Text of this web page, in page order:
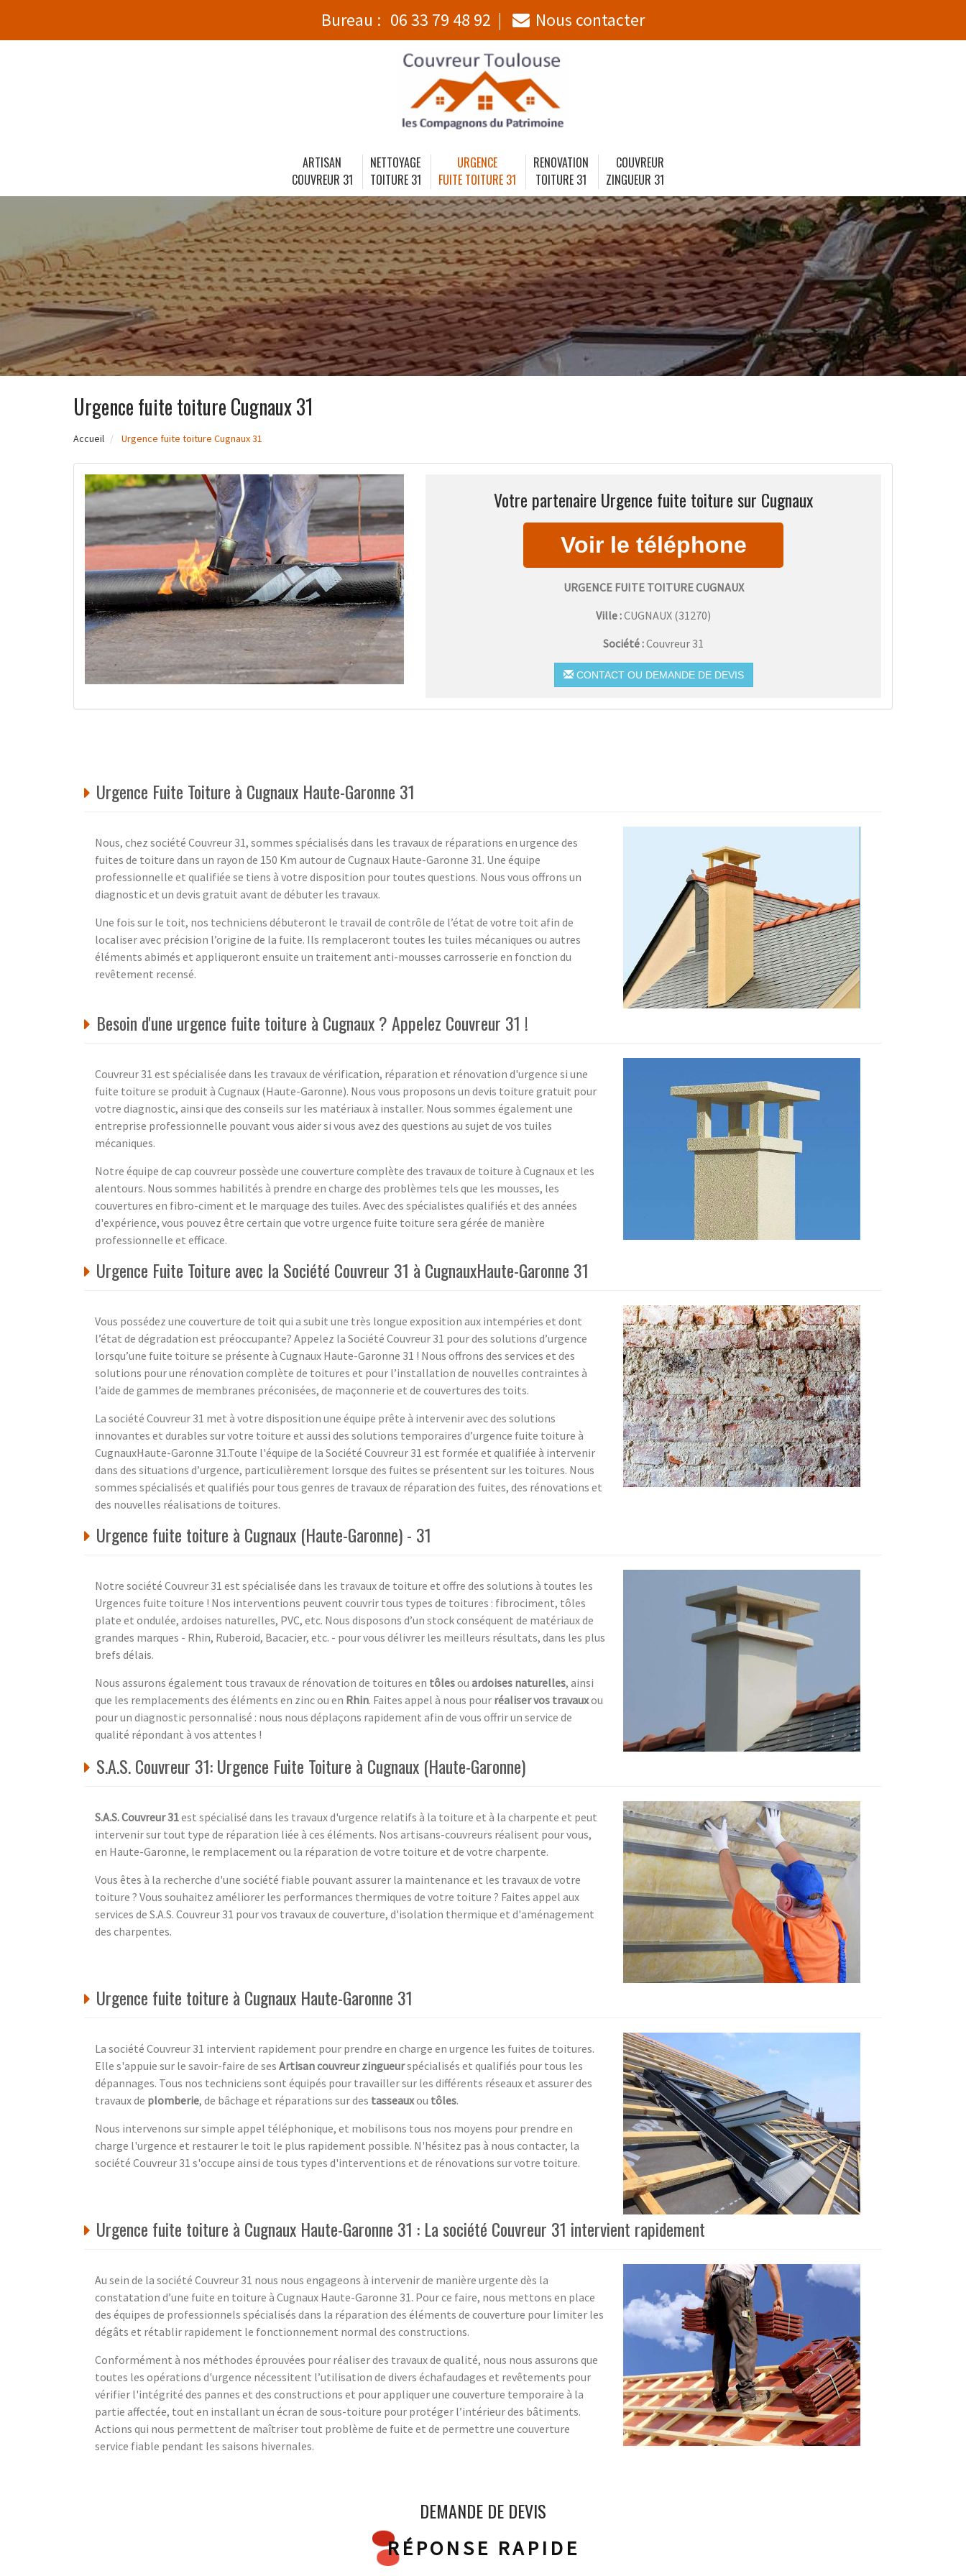
Bureau : 06 33 79 48 92 Nous contacter
ARTISAN
COUVREUR 31
NETTOYAGE
TOITURE 31
URGENCE
FUITE TOITURE 31
RENOVATION
TOITURE 31
COUVREUR
ZINGUEUR 31
Urgence fuite toiture Cugnaux 31
Accueil Urgence fuite toiture Cugnaux 31
Votre partenaire Urgence fuite toiture sur Cugnaux
URGENCE FUITE TOITURE CUGNAUX
Ville :CUGNAUX (31270)
Société :Couvreur 31
CONTACT OU DEMANDE DE DEVIS
Urgence Fuite Toiture à Cugnaux Haute-Garonne 31
Nous, chez société Couvreur 31, sommes spécialisés dans les travaux de réparations en urgence des
fuites de toiture dans un rayon de 150 Km autour de Cugnaux Haute-Garonne 31. Une équipe
professionnelle et qualifiée se tiens à votre disposition pour toutes questions. Nous vous offrons un
diagnostic et un devis gratuit avant de débuter les travaux.
Une fois sur le toit, nos techniciens débuteront le travail de contrôle de l’état de votre toit afin de
localiser avec précision l’origine de la fuite. Ils remplaceront toutes les tuiles mécaniques ou autres
éléments abimés et appliqueront ensuite un traitement anti-mousses carrosserie en fonction du
revêtement recensé.
Besoin d'une urgence fuite toiture à Cugnaux ? Appelez Couvreur 31 !
Couvreur 31 est spécialisée dans les travaux de vérification, réparation et rénovation d'urgence si une
fuite toiture se produit à Cugnaux (Haute-Garonne). Nous vous proposons un devis toiture gratuit pour
votre diagnostic, ainsi que des conseils sur les matériaux à installer. Nous sommes également une
entreprise professionnelle pouvant vous aider si vous avez des questions au sujet de vos tuiles
mécaniques.
Notre équipe de cap couvreur possède une couverture complète des travaux de toiture à Cugnaux et les
alentours. Nous sommes habilités à prendre en charge des problèmes tels que les mousses, les
couvertures en fibro-ciment et le marquage des tuiles. Avec des spécialistes qualifiés et des années
d'expérience, vous pouvez être certain que votre urgence fuite toiture sera gérée de manière
professionnelle et efficace.
Urgence Fuite Toiture avec la Société Couvreur 31 à CugnauxHaute-Garonne 31
Vous possédez une couverture de toit qui a subit une très longue exposition aux intempéries et dont
l’état de dégradation est préoccupante? Appelez la Société Couvreur 31 pour des solutions d’urgence
lorsqu’une fuite toiture se présente à Cugnaux Haute-Garonne 31 ! Nous offrons des services et des
solutions pour une rénovation complète de toitures et pour l’installation de nouvelles contraintes à
l’aide de gammes de membranes préconisées, de maçonnerie et de couvertures des toits.
La société Couvreur 31 met à votre disposition une équipe prête à intervenir avec des solutions
innovantes et durables sur votre toiture et aussi des solutions temporaires d’urgence fuite toiture à
CugnauxHaute-Garonne 31.Toute l'équipe de la Société Couvreur 31 est formée et qualifiée à intervenir
dans des situations d’urgence, particulièrement lorsque des fuites se présentent sur les toitures. Nous
sommes spécialisés et qualifiés pour tous genres de travaux de réparation des fuites, des rénovations et
des nouvelles réalisations de toitures.
Urgence fuite toiture à Cugnaux (Haute-Garonne) - 31
Notre société Couvreur 31 est spécialisée dans les travaux de toiture et offre des solutions à toutes les
Urgences fuite toiture ! Nos interventions peuvent couvrir tous types de toitures : fibrociment, tôles
plate et ondulée, ardoises naturelles, PVC, etc. Nous disposons d’un stock conséquent de matériaux de
grandes marques - Rhin, Ruberoid, Bacacier, etc. - pour vous délivrer les meilleurs résultats, dans les plus
brefs délais.
Nous assurons également tous travaux de rénovation de toitures en tôlesou ardoises naturelles, ainsi
que les remplacements des éléments en zinc ou en Rhin. Faites appel à nous pour réaliser vos travauxou
pour un diagnostic personnalisé : nous nous déplaçons rapidement afin de vous offrir un service de
qualité répondant à vos attentes !
S.A.S. Couvreur 31: Urgence Fuite Toiture à Cugnaux (Haute-Garonne)
S.A.S. Couvreur 31est spécialisé dans les travaux d'urgence relatifs à la toiture et à la charpente et peut
intervenir sur tout type de réparation liée à ces éléments. Nos artisans-couvreurs réalisent pour vous,
en Haute-Garonne, le remplacement ou la réparation de votre toiture et de votre charpente.
Vous êtes à la recherche d'une société fiable pouvant assurer la maintenance et les travaux de votre
toiture ? Vous souhaitez améliorer les performances thermiques de votre toiture ? Faites appel aux
services de S.A.S. Couvreur 31 pour vos travaux de couverture, d'isolation thermique et d'aménagement
des charpentes.
Urgence fuite toiture à Cugnaux Haute-Garonne 31
La société Couvreur 31 intervient rapidement pour prendre en charge en urgence les fuites de toitures.
Elle s'appuie sur le savoir-faire de ses Artisan couvreur zingueurspécialisés et qualifiés pour tous les
dépannages. Tous nos techniciens sont équipés pour travailler sur les différents réseaux et assurer des
travaux de plomberie, de bâchage et réparations sur des tasseauxou tôles.
Nous intervenons sur simple appel téléphonique, et mobilisons tous nos moyens pour prendre en
charge l'urgence et restaurer le toit le plus rapidement possible. N'hésitez pas à nous contacter, la
société Couvreur 31 s'occupe ainsi de tous types d'interventions et de rénovations sur votre toiture.
Urgence fuite toiture à Cugnaux Haute-Garonne 31 : La société Couvreur 31 intervient rapidement
Au sein de la société Couvreur 31 nous nous engageons à intervenir de manière urgente dès la
constatation d’une fuite en toiture à Cugnaux Haute-Garonne 31. Pour ce faire, nous mettons en place
des équipes de professionnels spécialisés dans la réparation des éléments de couverture pour limiter les
dégâts et rétablir rapidement le fonctionnement normal des constructions.
Conformément à nos méthodes éprouvées pour réaliser des travaux de qualité, nous nous assurons que
toutes les opérations d'urgence nécessitent l’utilisation de divers échafaudages et revêtements pour
vérifier l'intégrité des pannes et des constructions et pour appliquer une couverture temporaire à la
partie affectée, tout en installant un écran de sous-toiture pour protéger l’intérieur des bâtiments.
Actions qui nous permettent de maîtriser tout problème de fuite et de permettre une couverture
service fiable pendant les saisons hivernales.
DEMANDE DE DEVIS
RÉPONSE RAPIDE